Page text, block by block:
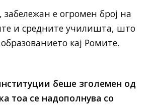
е огромен број на
и средните училишта, што
кај Ромите.
беше зголемен од
тоа се надополнува со